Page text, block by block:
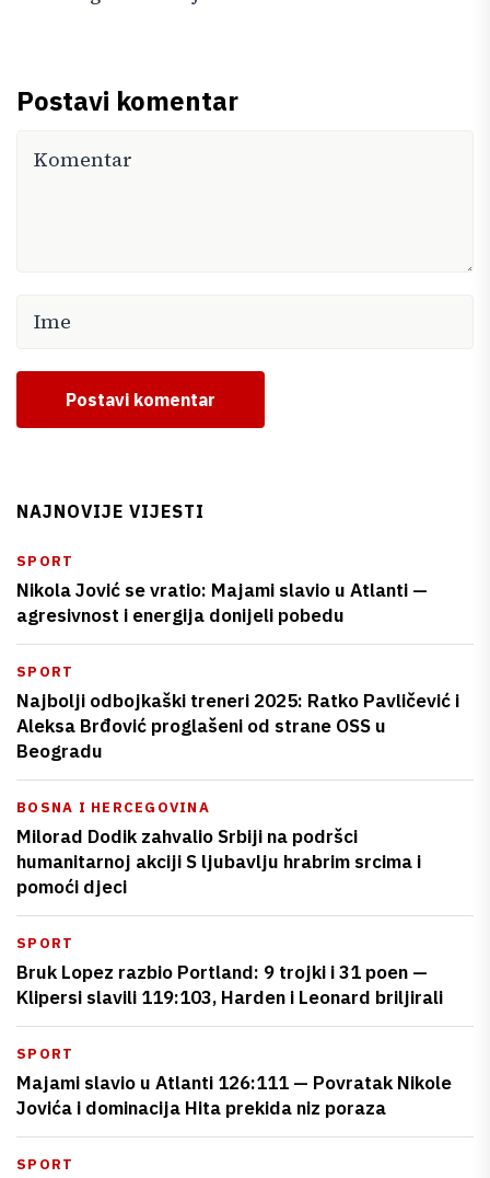
Postavi komentar
Postavi komentar
NAJNOVIJE VIJESTI
SPORT
Nikola Jović se vratio: Majami slavio u Atlanti —
agresivnost i energija donijeli pobedu
SPORT
Najbolji odbojkaški treneri 2025: Ratko Pavličević i
Aleksa Brđović proglašeni od strane OSS u
Beogradu
BOSNA I HERCEGOVINA
Milorad Dodik zahvalio Srbiji na podršci
humanitarnoj akciji S ljubavlju hrabrim srcima i
pomoći djeci
SPORT
Bruk Lopez razbio Portland: 9 trojki i 31 poen —
Klipersi slavili 119:103, Harden i Leonard briljirali
SPORT
Majami slavio u Atlanti 126:111 — Povratak Nikole
Jovića i dominacija Hita prekida niz poraza
SPORT